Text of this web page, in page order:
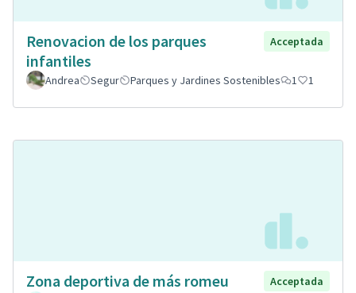
Renovacion de los parques
infantiles
Acceptada
Andrea Segur Parques y Jardines Sostenibles 1 1
Zona deportiva de más romeu
Acceptada